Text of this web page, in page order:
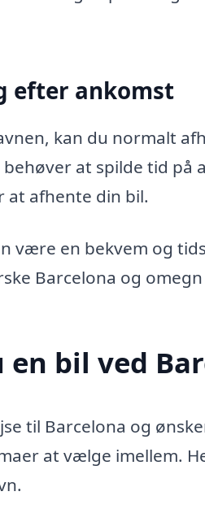
efter ankomst
kan du normalt
at spilde tid
at afhente din bil.
være en bekvem og
Barcelona og
en bil ved
til Barcelona og
at vælge imellem.